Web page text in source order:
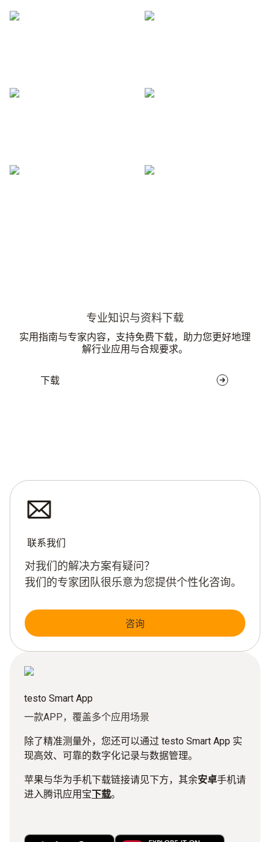
专业知识与资料下载
实用指南与专家内容，支持免费下载，助力您更好地理
解行业应用与合规要求。
下载
联系我们
对我们的解决方案有疑问？
我们的专家团队很乐意为您提供个性化咨询。
咨询
testo Smart App
一款APP，覆盖多个应用场景
除了精准测量外，您还可以通过 testo Smart App 实
现高效、可靠的数字化记录与数据管理。
苹果与华为手机下载链接请见下方，其余安卓手机请
进入腾讯应用宝下载。